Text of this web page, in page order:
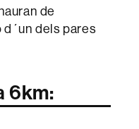
de
dels pares
6km: